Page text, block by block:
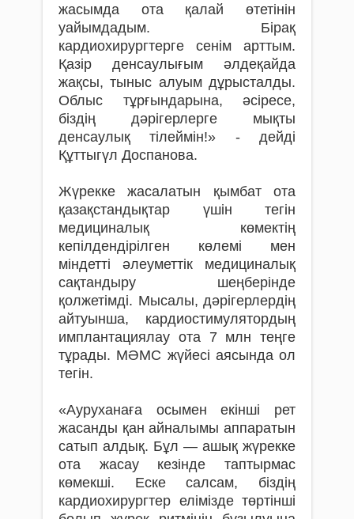
жасымда ота қалай өтетінін
уайымдадым. Бірақ
кардиохирургтерге сенім арттым.
Қазір денсаулығым әлдеқайда
жақсы, тыныс алуым дұрысталды.
Облыс тұрғындарына, әсіресе,
біздің дәрігерлерге мықты
денсаулық тілеймін!» - дейді
Құттыгүл Доспанова.
Жүрекке жасалатын қымбат ота
қазақстандықтар үшін тегін
медициналық көмектің
кепілдендірілген көлемі мен
міндетті әлеуметтік медициналық
сақтандыру шеңберінде
қолжетімді. Мысалы, дәрігерлердің
айтуынша, кардиостимулятордың
имплантациялау ота 7 млн теңге
тұрады. МӘМС жүйесі аясында ол
тегін.
«Ауруханаға осымен екінші рет
жасанды қан айналымы аппаратын
сатып алдық. Бұл — ашық жүрекке
ота жасау кезінде таптырмас
көмекші. Еске салсам, біздің
кардиохирургтер елімізде төртінші